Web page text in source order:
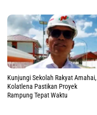
Kunjungi Sekolah Rakyat Amahai,
Kolatlena Pastikan Proyek
Rampung Tepat Waktu